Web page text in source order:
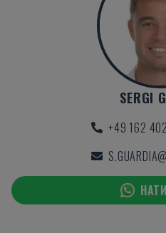
SERGI
+49 162